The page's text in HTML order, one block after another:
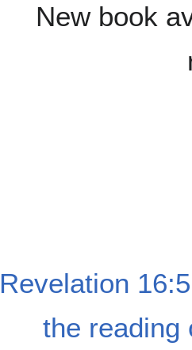
New book
Revelation
the reading